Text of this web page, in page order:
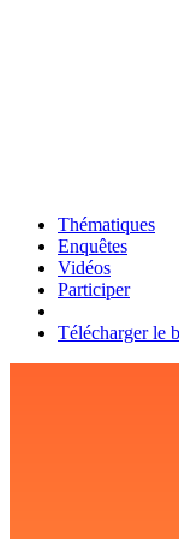
Thématiques
Enquêtes
Vidéos
Participer
Télécharger le